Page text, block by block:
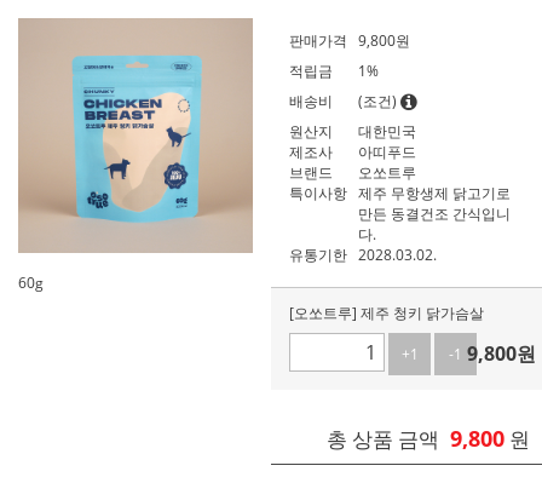
60g
판매가격 9,800원
적립금
1%
배송비
(조건)
원산지
대한민국
제조사
아띠푸드
브랜드
오쏘트루
특이사항 제주 무항생제 닭고기로
만든 동결건조 간식입니
다.
유통기한 2028.03.02.
[오쏘트루] 제주 청키 닭가슴살
+1
-1 9,800원
총 상품 금액 9,800 원